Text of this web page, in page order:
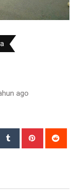
ago
Tumblr Pinterest